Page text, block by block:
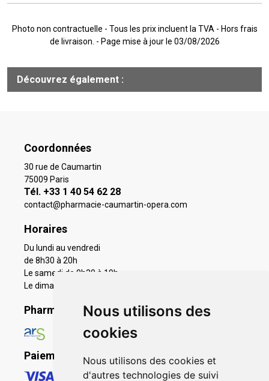
Nous utilisons des
cookies
Nous utilisons des cookies et
d'autres technologies de suivi
Photo non contractuelle - Tous les prix incluent la TVA - Hors frais
de livraison. - Page mise à jour le 03/08/2026
Découvrez également :
Coordonnées
30 rue de Caumartin
75009 Paris
Tél. +33 1 40 54 62 28
contact@pharmacie-caumartin-opera.com
Horaires
Du lundi au vendredi
de 8h30 à 20h
Le samedi de 9h30 à 19h
Le dimanche 11h à 19h
Pharmacie en ligne agréée
Paiement sécurisé